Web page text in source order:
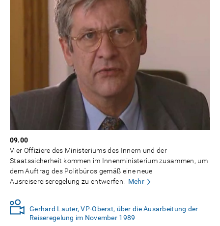
09.00
Vier Offiziere des Ministeriums des Innern und der
Staatssicherheit kommen im Innenministerium zusammen, um
dem Auftrag des Politbüros gemäß eine neue
Ausreisereiseregelung zu entwerfen.
Mehr
Gerhard Lauter, VP-Oberst, über die Ausarbeitung der
Reiseregelung im November 1989